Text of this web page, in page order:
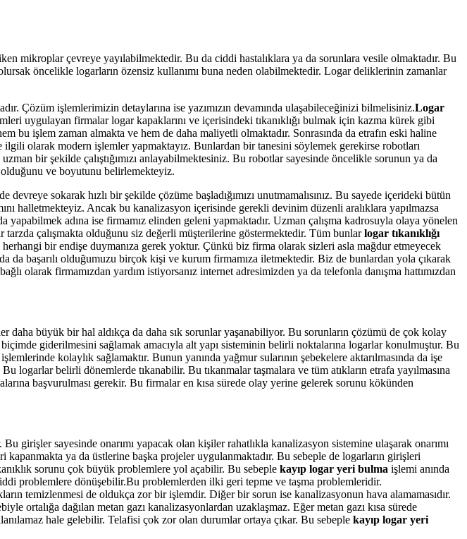
mikroplar çevreye yayılabilmektedir. Bu da ciddi hastalıklara ya da sorunlara vesile olmaktadır. Bu
öncelikle logarların özensiz kullanımı buna neden olabilmektedir. Logar deliklerinin zamanlar
Çözüm işlemlerimizin detaylarına ise yazımızın devamında ulaşabileceğinizi bilmelisiniz.Logar
uygulayan firmalar logar kapaklarını ve içerisindeki tıkanıklığı bulmak için kazma kürek gibi
bu işlem zaman almakta ve hem de daha maliyetli olmaktadır. Sonrasında da etrafın eski haline
olarak modern işlemler yapmaktayız. Bunlardan bir tanesini söylemek gerekirse robotları
bir şekilde çalıştığımızı anlayabilmektesiniz. Bu robotlar sayesinde öncelikle sorunun ya da
olduğunu ve boyutunu belirlemekteyiz.
sokarak hızlı bir şekilde çözüme başladığımızı unutmamalısınız. Bu sayede içerideki bütün
halletmekteyiz. Ancak bu kanalizasyon içerisinde gerekli devinim düzenli aralıklara yapılmazsa
adına ise firmamız elinden geleni yapmaktadır. Uzman çalışma kadrosuyla olaya yönelen
çalışmakta olduğunu siz değerli müşterilerine göstermektedir. Tüm bunlarlogar tıkanıklığı
bir endişe duymanıza gerek yoktur. Çünkü biz firma olarak sizleri asla mağdur etmeyecek
da başarılı olduğumuzu birçok kişi ve kurum firmamıza iletmektedir. Biz de bunlardan yola çıkarak
olarak firmamızdan yardım istiyorsanız internet adresimizden ya da telefonla danışma hattımızdan
büyük bir hal aldıkça da daha sık sorunlar yaşanabiliyor. Bu sorunların çözümü de çok kolay
giderilmesini sağlamak amacıyla alt yapı sisteminin belirli noktalarına logarlar konulmuştur. Bu
kolaylık sağlamaktır. Bunun yanında yağmur sularının şebekelere aktarılmasında da işe
belirli dönemlerde tıkanabilir. Bu tıkanmalar taşmalara ve tüm atıkların etrafa yayılmasına
başvurulması gerekir. Bu firmalar en kısa sürede olay yerine gelerek sorunu kökünden
sayesinde onarımı yapacak olan kişiler rahatlıkla kanalizasyon sistemine ulaşarak onarımı
ya da üstlerine başka projeler uygulanmaktadır. Bu sebeple de logarların girişleri
sorunu çok büyük problemlere yol açabilir. Bu sebeple kayıp logar yeri bulma işlemi anında
problemlere dönüşebilir.Bu problemlerden ilki geri tepme ve taşma problemleridir.
temizlenmesi de oldukça zor bir işlemdir. Diğer bir sorun ise kanalizasyonun hava alamamasıdır.
ortalığa dağılan metan gazı kanalizasyonlardan uzaklaşmaz. Eğer metan gazı kısa sürede
hale gelebilir. Telafisi çok zor olan durumlar ortaya çıkar. Bu sebeple kayıp logar yeri